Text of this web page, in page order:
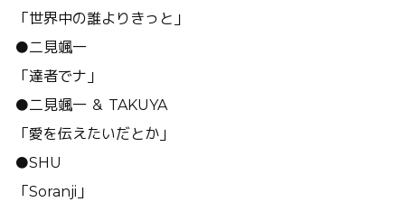
「世界中の誰よりきっと」
●二見颯一
「達者でナ」
●二見颯一 ＆ TAKUYA
「愛を伝えたいだとか」
●SHU
「Soranji」